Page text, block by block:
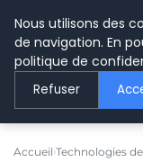
LE
Accueil Technologies
Nous utilisons des
de navigation. En
politique de
Refuser